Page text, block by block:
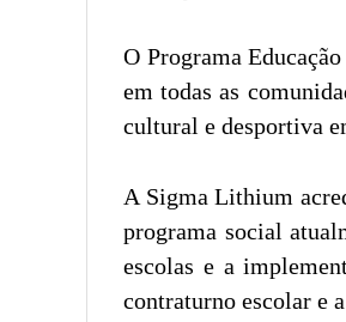
O Programa
em todas as
cultural e desportiva
A Sigma Lithium
programa social
escolas e a
contraturno escolar e